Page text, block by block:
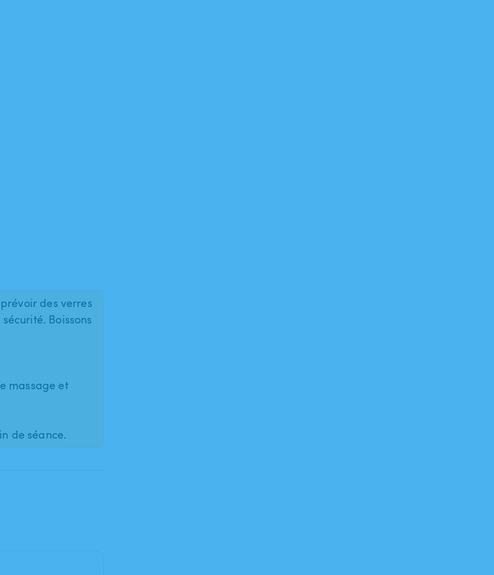
des verres
Boissons
massage et
de séance.